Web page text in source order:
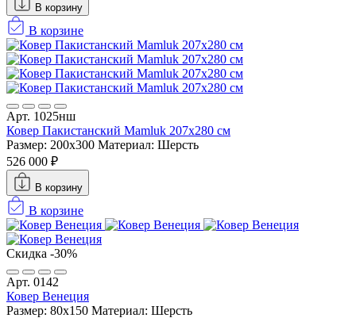
В корзину
В корзине
Арт. 1025нш
Ковер Пакистанский Mamluk 207x280 см
Размер: 200x300 Материал: Шерсть
526 000 ₽
В корзину
В корзине
Скидка -30%
Арт. 0142
Ковер Венеция
Размер: 80x150 Материал: Шерсть